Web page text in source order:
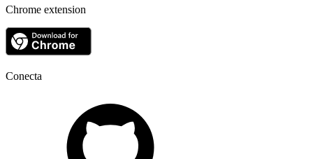
Chrome extension
Conecta